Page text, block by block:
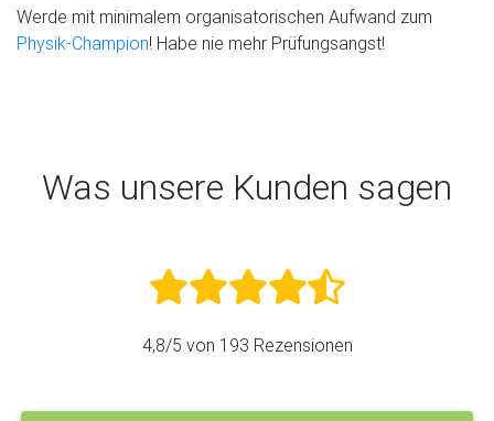
Werde mit minimalem organisatorischen Aufwand zum
Physik-Champion! Habe nie mehr Prüfungsangst!
Was unsere Kunden sagen
4,8/5 von 193 Rezensionen